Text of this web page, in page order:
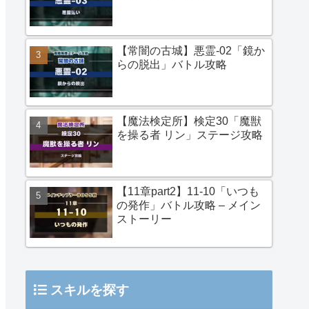
【常闇の古城】悪霊-02「鏡か
らの脱出」バトル攻略
【魔法検定所】検定30「魔獣
を操る者 リン」ステージ攻略
【11章part2】11-10「いつも
の発作」バトル攻略 – メイン
ストーリー
スキルを探す